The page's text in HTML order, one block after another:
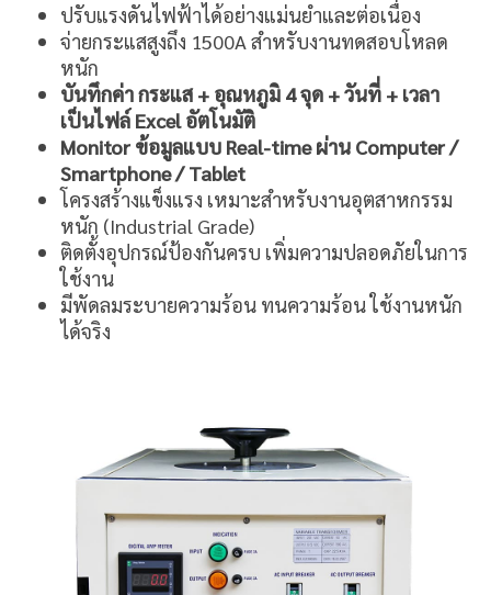
ปรับแรงดันไฟฟ้าได้อย่างแม่นยำและต่อเนื่อง
จ่ายกระแสสูงถึง 1500A สำหรับงานทดสอบโหลด
หนัก
บันทึกค่า กระแส + อุณหภูมิ 4 จุด + วันที่ + เวลา
เป็นไฟล์ Excel อัตโนมัติ
Monitor ข้อมูลแบบ Real-time ผ่าน Computer /
Smartphone / Tablet
โครงสร้างแข็งแรง เหมาะสำหรับงานอุตสาหกรรม
หนัก (Industrial Grade)
ติดตั้งอุปกรณ์ป้องกันครบ เพิ่มความปลอดภัยในการ
ใช้งาน
มีพัดลมระบายความร้อน ทนความร้อน ใช้งานหนัก
ได้จริง